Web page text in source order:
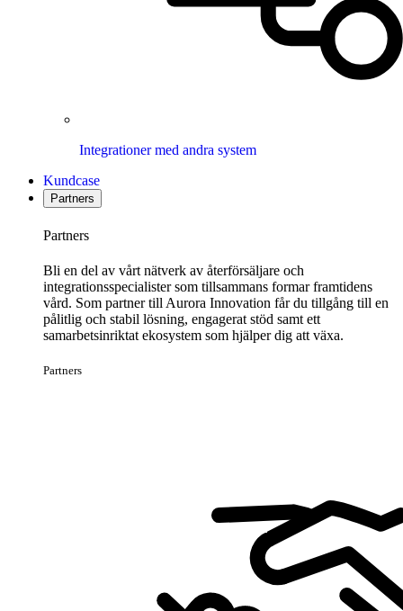
Integrationer med andra system
Kundcase
Partners
Partners
Bli en del av vårt nätverk av återförsäljare och
integrationsspecialister som tillsammans formar framtidens
vård. Som partner till Aurora Innovation får du tillgång till en
pålitlig och stabil lösning, engagerat stöd samt ett
samarbetsinriktat ekosystem som hjälper dig att växa.
Partners